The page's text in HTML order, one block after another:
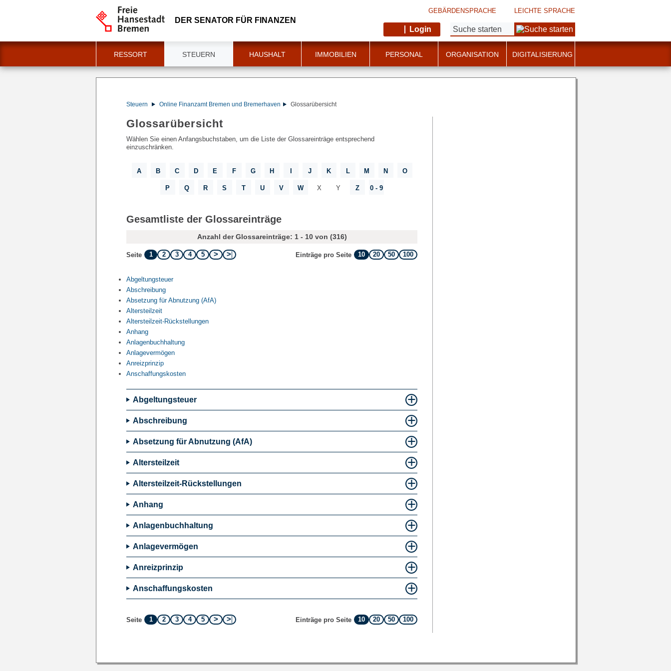
DER SENATOR FÜR FINANZEN
GEBÄRDENSPRACHE LEICHTE SPRACHE
Login Suche:
RESSORT STEUERN HAUSHALT IMMOBILIEN PERSONAL ORGANISATION DIGITALISIERUNG
Steuern Online Finanzamt Bremen und Bremerhaven Glossarübersicht
Glossarübersicht
Wählen Sie einen Anfangsbuchstaben, um die Liste der Glossareinträge entsprechend
einzuschränken.
A B C D E F G H J K L M N O
P Q R S T U V W X Y Z 0 - 9
Gesamtliste der Glossareinträge
Anzahl der Glossareinträge: 1 - 10 von (316)
Seite 1 2 3 4 5 Einträge pro Seite 10 20 50 100
Abgeltungsteuer
Abschreibung
Absetzung für Abnutzung (AfA)
Altersteilzeit
Altersteilzeit-Rückstellungen
Anhang
Anlagenbuchhaltung
Anlagevermögen
Anreizprinzip
Anschaffungskosten
Abgeltungsteuer
Abschreibung
Absetzung für Abnutzung (AfA)
Altersteilzeit
Altersteilzeit-Rückstellungen
Anhang
Anlagenbuchhaltung
Anlagevermögen
Anreizprinzip
Anschaffungskosten
Seite 1 2 3 4 5 Einträge pro Seite 10 20 50 100